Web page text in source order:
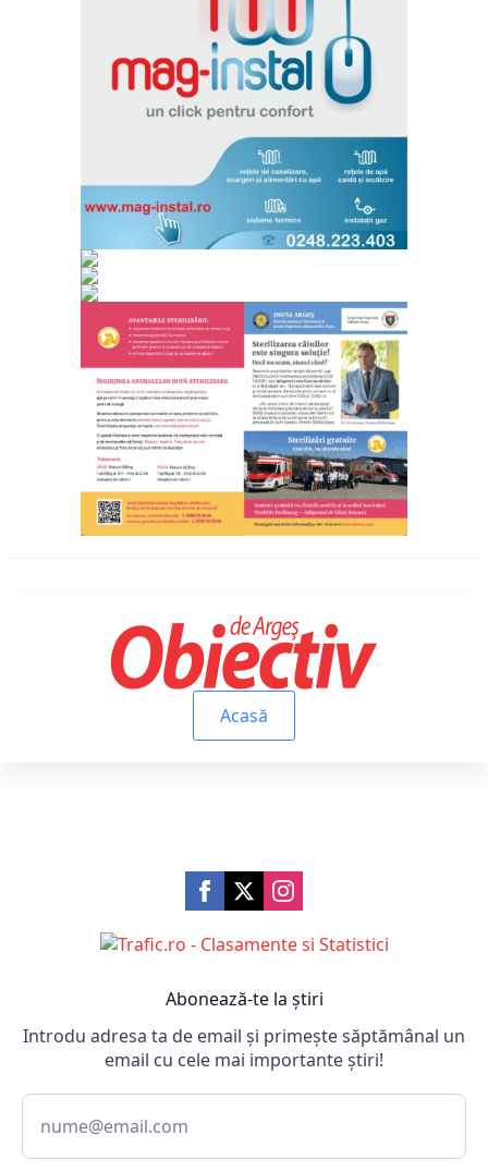
Acasă
Abonează-te la știri
Introdu adresa ta de email și primește săptămânal un
email cu cele mai importante știri!